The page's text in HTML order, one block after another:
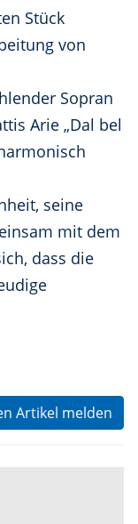
Stück
von
Sopran
Arie „Dal bel
seine
mit dem
dass die
Artikel melden